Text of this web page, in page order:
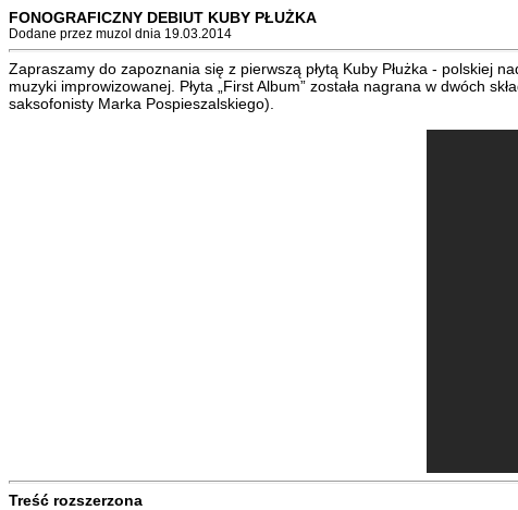
FONOGRAFICZNY DEBIUT KUBY PŁUŻKA
Dodane przez muzol dnia 19.03.2014
Zapraszamy do zapoznania się z pierwszą płytą Kuby Płużka - polskiej
muzyki improwizowanej. Płyta „First Album” została nagrana w dwóch
saksofonisty Marka Pospieszalskiego).
Treść rozszerzona